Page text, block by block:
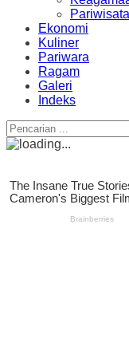
Pariwisata
Ekonomi
Kuliner
Pariwara
Ragam
Galeri
Indeks